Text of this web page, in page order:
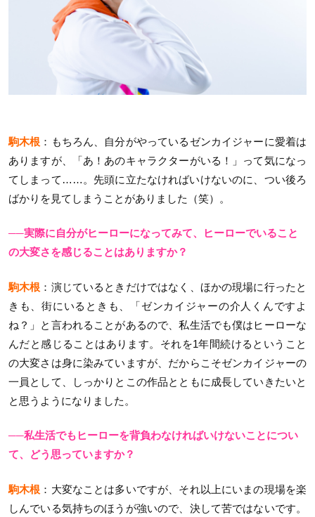
駒木根 ：もちろん、自分がやっているゼンカイジャーに愛着は
ありますが、「あ！あのキャラクターがいる！」って気になっ
てしまって……。先頭に立たなければいけないのに、つい後ろ
ばかりを見てしまうことがありました（笑）。
──実際に自分がヒーローになってみて、ヒーローでいること
の大変さを感じることはありますか？
駒木根 ：演じているときだけではなく、ほかの現場に行ったと
きも、街にいるときも、「ゼンカイジャーの介人くんですよ
ね？」と言われることがあるので、私生活でも僕はヒーローな
んだと感じることはあります。それを1年間続けるということ
の大変さは身に染みていますが、だからこそゼンカイジャーの
一員として、しっかりとこの作品とともに成長していきたいと
と思うようになりました。
──私生活でもヒーローを背負わなければいけないことについ
て、どう思っていますか？
駒木根 ：大変なことは多いですが、それ以上にいまの現場を楽
しんでいる気持ちのほうが強いので、決して苦ではないです。